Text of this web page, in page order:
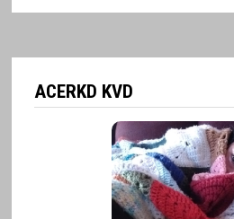
BROWN
ACERKD KVD